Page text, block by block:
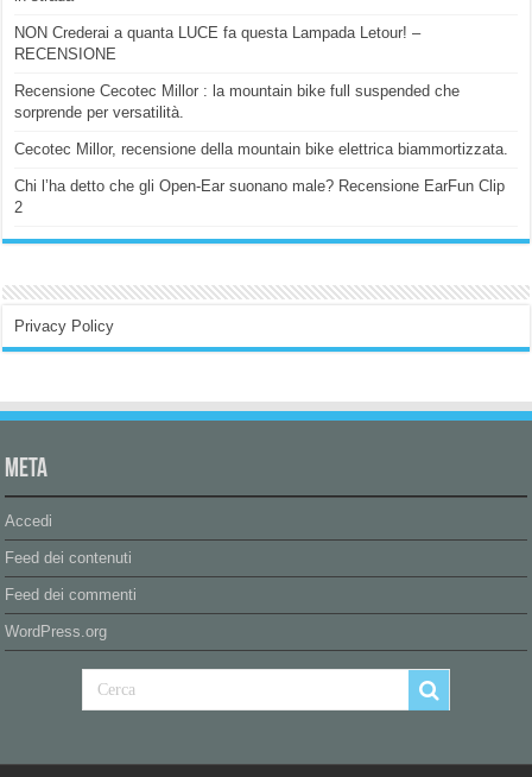
NON Crederai a quanta LUCE fa questa Lampada Letour! –
RECENSIONE
Recensione Cecotec Millor : la mountain bike full suspended che
sorprende per versatilità.
Cecotec Millor, recensione della mountain bike elettrica biammortizzata.
Chi l’ha detto che gli Open-Ear suonano male? Recensione EarFun Clip
2
Privacy Policy
Meta
Accedi
Feed dei contenuti
Feed dei commenti
WordPress.org